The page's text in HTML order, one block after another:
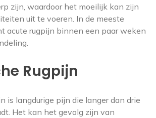
zijn, waardoor het moeilijk kan zijn
uit te voeren. In de meeste
acute rugpijn binnen een paar weken
Rugpijn
is langdurige pijn die langer dan drie
Het kan het gevolg zijn van